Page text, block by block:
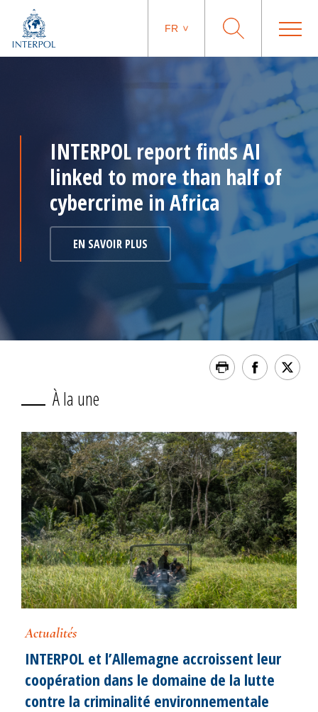
FR
INTERPOL report finds AI
linked to more than half of
cybercrime in Africa
EN SAVOIR PLUS
À la une
Actualités
INTERPOL et l’Allemagne accroissent leur
coopération dans le domaine de la lutte
contre la criminalité environnementale